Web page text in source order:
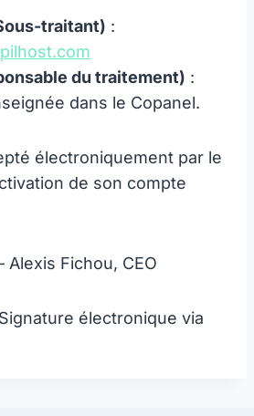
traitant) :
du traitement) :
dans le Copanel.
électroniquement par le
de son compte
Alexis Fichou, CEO
électronique via